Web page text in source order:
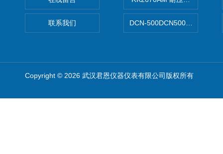
联系我们 DCN-500DCN500资料收集器
Copyright © 2026 武汉君恩仪器仪表有限公司版权所有